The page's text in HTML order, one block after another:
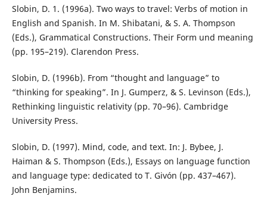
Slobin, D. 1. (1996a). Two ways to travel: Verbs of motion in
English and Spanish. In M. Shibatani, & S. A. Thompson
(Eds.), Grammatical Constructions. Their Form und meaning
(pp. 195–219). Clarendon Press.
Slobin, D. (1996b). From “thought and language” to
“thinking for speaking”. In J. Gumperz, & S. Levinson (Eds.),
Rethinking linguistic relativity (pp. 70–96). Cambridge
University Press.
Slobin, D. (1997). Mind, code, and text. In: J. Bybee, J.
Haiman & S. Thompson (Eds.), Essays on language function
and language type: dedicated to T. Givón (pp. 437–467).
John Benjamins.